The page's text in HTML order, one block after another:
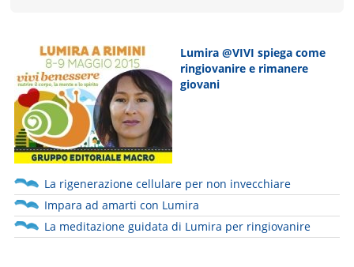
Lumira @VIVI spiega come
ringiovanire e rimanere
giovani
La rigenerazione cellulare per non invecchiare
Impara ad amarti con Lumira
La meditazione guidata di Lumira per ringiovanire